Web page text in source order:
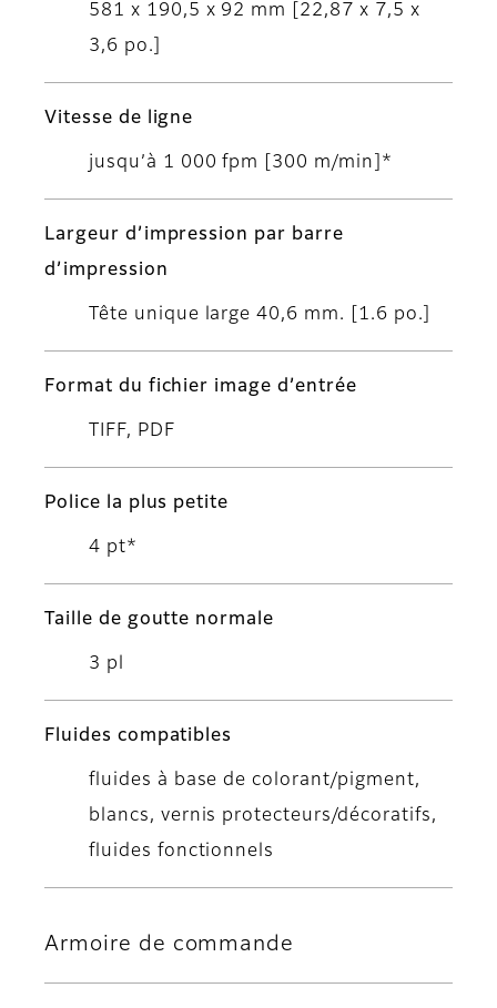
581 x 190,5 x 92 mm [22,87 x 7,5 x
3,6 po.]
Vitesse de ligne
jusqu’à 1 000 fpm [300 m/min]*
Largeur d’impression par barre
d’impression
Tête unique large 40,6 mm. [1.6 po.]
Format du fichier image d’entrée
TIFF, PDF
Police la plus petite
4 pt*
Taille de goutte normale
3 pl
Fluides compatibles
fluides à base de colorant/pigment,
blancs, vernis protecteurs/décoratifs,
fluides fonctionnels
Armoire de commande